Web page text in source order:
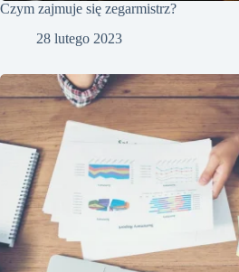
Czym zajmuje się zegarmistrz?
28 lutego 2023